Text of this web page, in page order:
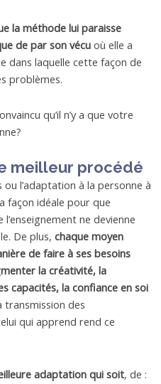
la méthode lui paraisse
de par son vécu où elle a
dans laquelle cette façon de
problèmes.
qu’il n’y a que votre
meilleur procédé
l’adaptation à la personne à
façon idéale pour que
ne devienne
De plus, chaque moyen
de faire à ses besoins
la créativité, la
capacités, la confiance en soi
transmission des
qui apprend rend ce
adaptation qui soit, de :